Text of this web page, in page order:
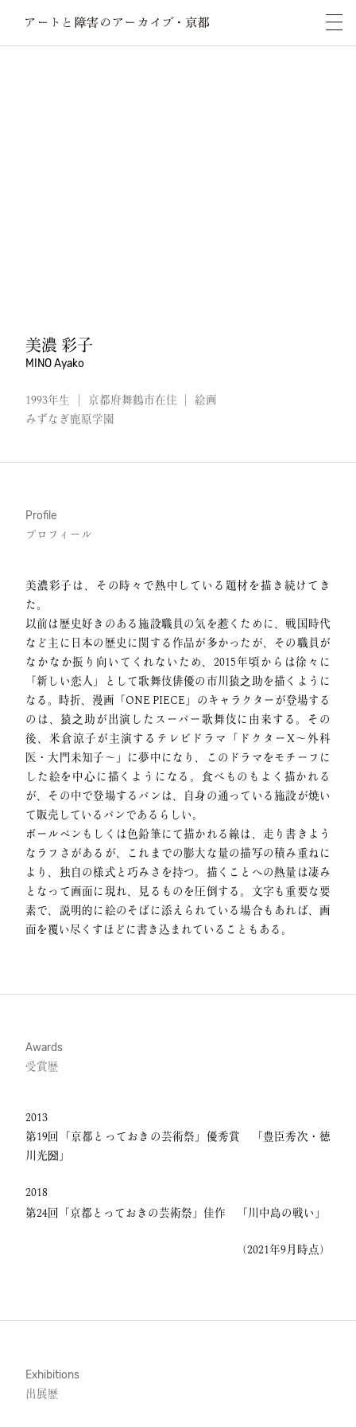
美濃 彩子
MINO Ayako
1993年生 京都府舞鶴市在住
絵画
みずなぎ鹿原学園
Profile
プロフィール
美濃彩子は、その時々で熱中している題材を描き続けてき
た。
以前は歴史好きのある施設職員の気を惹くために、戦国時代
など主に日本の歴史に関する作品が多かったが、その職員が
なかなか振り向いてくれないため、2015年頃からは徐々に
「新しい恋人」として歌舞伎俳優の市川猿之助を描くように
なる。時折、漫画「ONE PIECE」のキャラクターが登場する
のは、猿之助が出演したスーパー歌舞伎に由来する。その
後、米倉涼子が主演するテレビドラマ「ドクターX〜外科
医・大門未知子〜」に夢中になり、このドラマをモチーフに
した絵を中心に描くようになる。食べものもよく描かれる
が、その中で登場するパンは、自身の通っている施設が焼い
て販売しているパンであるらしい。
ボールペンもしくは色鉛筆にて描かれる線は、走り書きよう
なラフさがあるが、これまでの膨大な量の描写の積み重ねに
より、独自の様式と巧みさを持つ。描くことへの熱量は凄み
となって画面に現れ、見るものを圧倒する。文字も重要な要
素で、説明的に絵のそばに添えられている場合もあれば、画
面を覆い尽くすほどに書き込まれていることもある。
Awards
受賞歴
2013
第19回「京都とっておきの芸術祭」優秀賞 「豊臣秀次・徳
川光圀」
2018
第24回「京都とっておきの芸術祭」佳作 「川中島の戦い」
（2021年9月時点）
Exhibitions
出展歴